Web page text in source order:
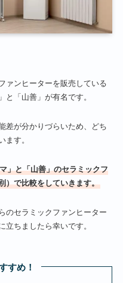
ァンヒーターを販売している
と「山善」が有名です。
差が分かりづらいため、どち
ます。
」と「山善」のセラミックフ
）で比較をしていきます。
のセラミックファンヒーター
立ちましたら幸いです。
すめ！